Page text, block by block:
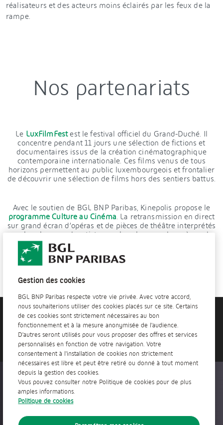
réalisateurs et des acteurs moins éclairés par les feux de la
rampe.
Nos partenariats
Le LuxFilmFest est le festival officiel du Grand-Duché. Il
concentre pendant 11 jours une sélection de fictions et
documentaires issus de la création cinématographique
contemporaine internationale. Ces films venus de tous
horizons permettent au public luxembourgeois et frontalier
de découvrir une sélection de films hors des sentiers battus.
Avec le soutien de BGL BNP Paribas, Kinepolis propose le
programme Culture au Cinéma. La retransmission en direct
sur grand écran d’opéras et de pièces de théâtre interprétés
par les plus grands artistes sur les plus grandes scènes du
monde permet d’avoir accès aux plus prestigieuses
représentations à deux pas de chez soi !
Vous avez besoin d'aide?
Contactez-nous
Accessible partout, tout le temps
Gestion des cookies
BGL BNP Paribas respecte votre vie privée. Avec votre accord,
nous souhaiterions utiliser des cookies placés sur ce site. Certains
de ces cookies sont strictement nécessaires au bon
fonctionnement et à la mesure anonymisée de l'audience.
D'autres seront utilisés pour vous proposer des offres et services
personnalisés en fonction de votre navigation. Votre
consentement à l'installation de cookies non strictement
nécessaires est libre et peut être retiré ou donné à tout moment
depuis la gestion des cookies.
Vous pouvez consulter notre Politique de cookies pour de plus
amples informations.
Politique de cookies